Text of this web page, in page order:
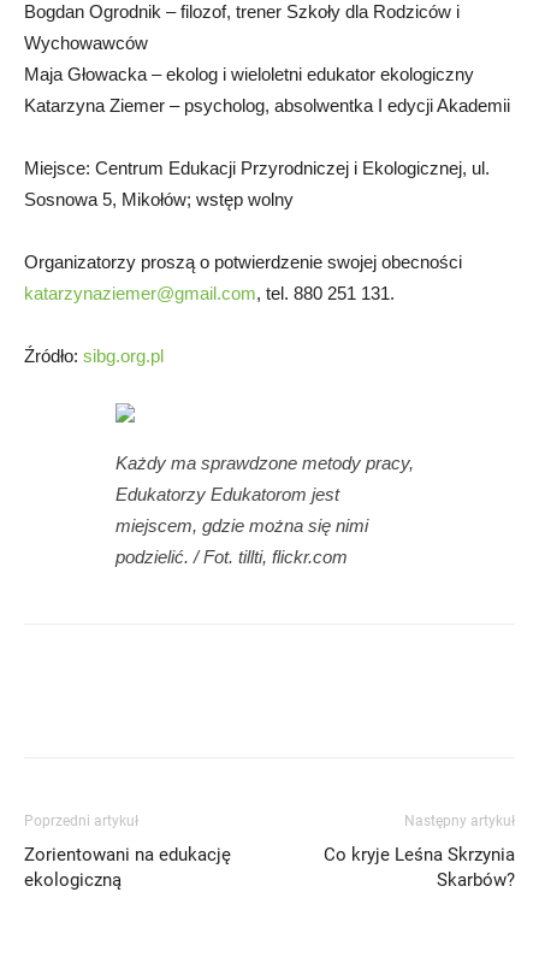
Bogdan Ogrodnik – filozof, trener Szkoły dla Rodziców i
Wychowawców
Maja Głowacka – ekolog i wieloletni edukator ekologiczny
Katarzyna Ziemer – psycholog, absolwentka I edycji Akademii
Miejsce: Centrum Edukacji Przyrodniczej i Ekologicznej, ul.
Sosnowa 5, Mikołów; wstęp wolny
Organizatorzy proszą o potwierdzenie swojej obecności
katarzynaziemer@gmail.com, tel. 880 251 131.
Źródło: sibg.org.pl
Każdy ma sprawdzone metody pracy,
Edukatorzy Edukatorom jest
miejscem, gdzie można się nimi
podzielić. / Fot. tillti, flickr.com
Poprzedni artykuł
Zorientowani na edukację
ekologiczną
Następny artykuł
Co kryje Leśna Skrzynia
Skarbów?